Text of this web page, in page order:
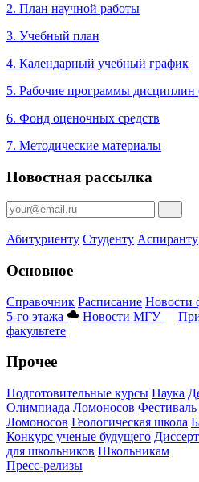
2. План научной работы
3. Учебный план
4. Календарный учебный график
5. Рабочие программы дисциплин
6. Фонд оценочных средств
7. Методические материалы
Новостная рассылка
Абитуриенту Студенту Аспиранту
Основное
Справочник Расписание Новости
5-го этажа
Новости МГУ
факультете
Прочее
Подготовительные курсы Наука
Олимпиада Ломоносов Фестиваль
Ломоносов Геологическая школа
Конкурс ученые будущего
для школьников Школьникам
Пресс-релизы